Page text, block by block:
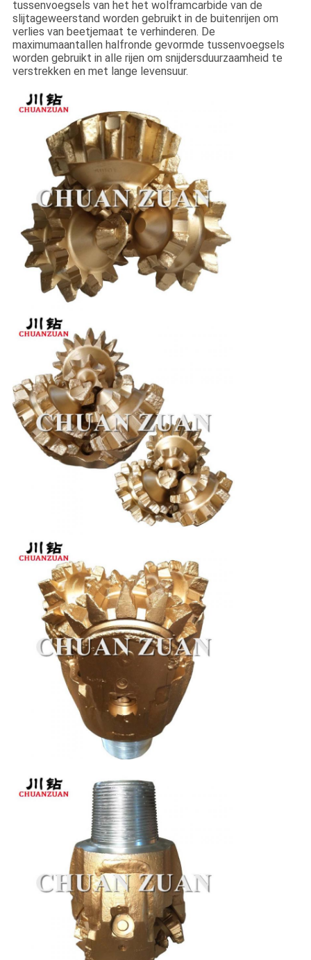
tussenvoegsels van het het wolframcarbide van de
slijtageweerstand worden gebruikt in de buitenrijen om
verlies van beetjemaat te verhinderen. De
maximumaantallen halfronde gevormde tussenvoegsels
worden gebruikt in alle rijen om snijdersduurzaamheid te
verstrekken en met lange levensuur.